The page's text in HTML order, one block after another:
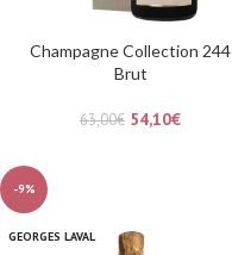
Champagne Collection 244
Brut
63,00€ 54,10€
-9%
GEORGES LAVAL